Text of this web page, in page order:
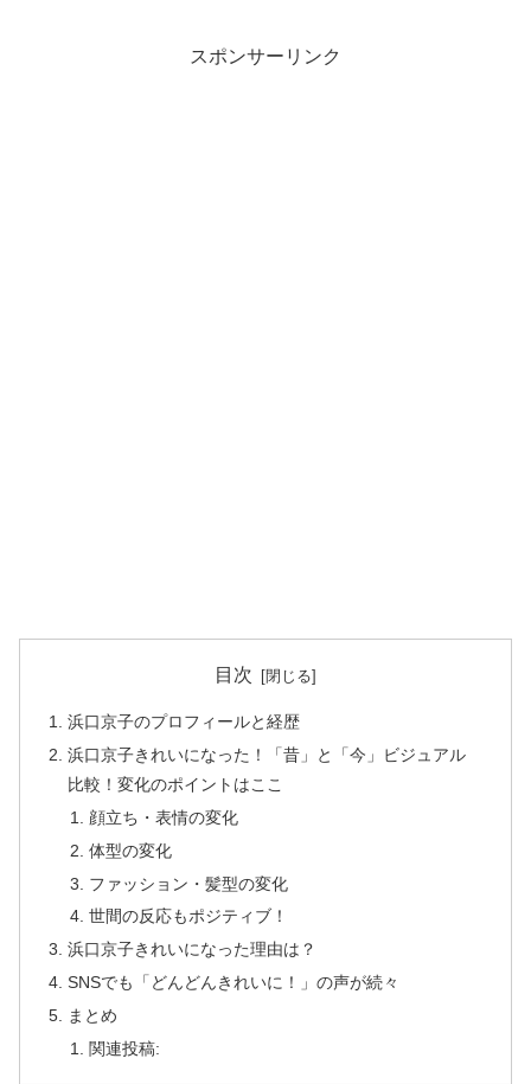
スポンサーリンク
目次
浜口京子のプロフィールと経歴
浜口京子きれいになった！「昔」と「今」ビジュアル
比較！変化のポイントはここ
顔立ち・表情の変化
体型の変化
ファッション・髪型の変化
世間の反応もポジティブ！
浜口京子きれいになった理由は？
SNSでも「どんどんきれいに！」の声が続々
まとめ
関連投稿: